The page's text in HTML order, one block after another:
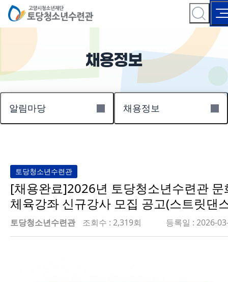
채용정보
알림마당 채용정보
토당청소년수련관
[채용완료]2026년 토당청소년수련관 문
체육강좌 신규강사 모집 공고(스트릿댄
토당청소년수련관 조회수 : 2,319회 등록일 : 2026-